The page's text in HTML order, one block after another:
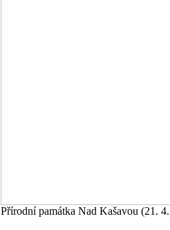
Přírodní památka Nad Kašavou (21.